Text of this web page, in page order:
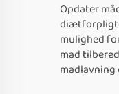
Opdater
mulighed
mad